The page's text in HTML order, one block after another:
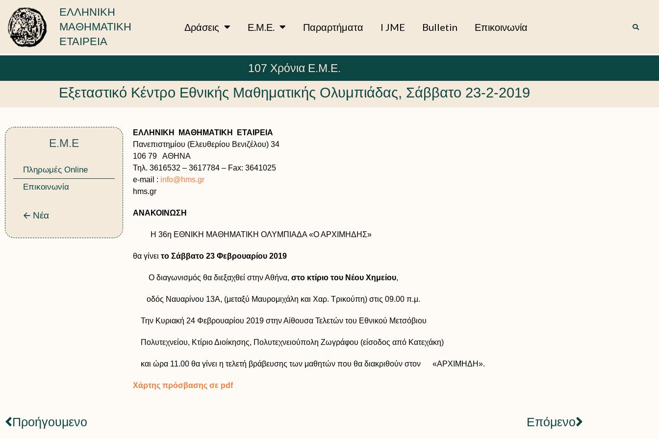
ΕΛΛΗΝΙΚΗ
ΜΑΘΗΜΑΤΙΚΗ
ΕΤΑΙΡΕΙΑ
Δράσεις Ε.Μ.Ε. Παραρτήματα I JME Bulletin Επικοινωνία
107 Χρόνια Ε.Μ.Ε.
Εξεταστικό Κέντρο Εθνικής Μαθηματικής Ολυμπιάδας, Σάββατο 23-2-2019
Ε.Μ.Ε
Πληρωμές Online
Επικοινωνία
🡨 Νέα
ΕΛΛΗΝΙΚΗ ΜΑΘΗΜΑΤΙΚΗ ΕΤΑΙΡΕΙΑ
Πανεπιστημίου (Ελευθερίου Βενιζέλου) 34
106 79 ΑΘΗΝΑ
Τηλ. 3616532 – 3617784 – Fax: 3641025
e-mail : info@hms.gr
hms.gr
ΑΝΑΚΟΙΝΩΣΗ
Η 36η ΕΘΝΙΚΗ ΜΑΘΗΜΑΤΙΚΗ ΟΛΥΜΠΙΑΔΑ «Ο ΑΡΧΙΜΗΔΗΣ»
θα γίνει το Σάββατο 23 Φεβρουαρίου 2019
Ο διαγωνισμός θα διεξαχθεί στην Αθήνα, στο κτίριο του Νέου Χημείου,
οδός Ναυαρίνου 13Α, (μεταξύ Μαυρομιχάλη και Χαρ. Τρικούπη) στις 09.00 π.μ.
Την Κυριακή 24 Φεβρουαρίου 2019 στην Αίθουσα Τελετών του Εθνικού Μετσόβιου
Πολυτεχνείου, Κτίριο Διοίκησης, Πολυτεχνειούπολη Ζωγράφου (είσοδος από Κατεχάκη)
και ώρα 11.00 θα γίνει η τελετή βράβευσης των μαθητών που θα διακριθούν στον «ΑΡΧΙΜΗΔΗ».
Χάρτης πρόσβασης σε pdf
Προήγουμενο Επόμενο